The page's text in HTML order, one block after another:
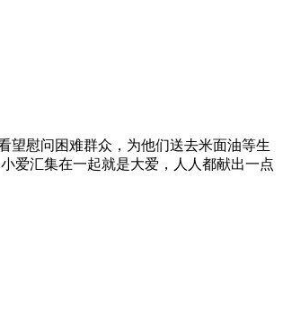
望慰问困难群众，为他们送去米面油等生
爱汇集在一起就是大爱，人人都献出一点